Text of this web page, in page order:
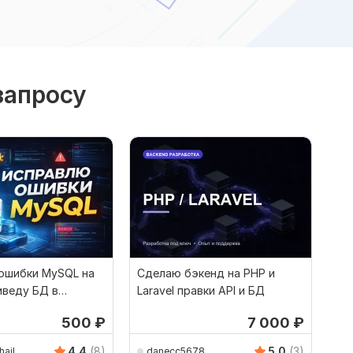
MySQL на
БД в
500 ₽
Сделаю бэкенд на PHP и
Laravel правки API и БД
7 000 ₽